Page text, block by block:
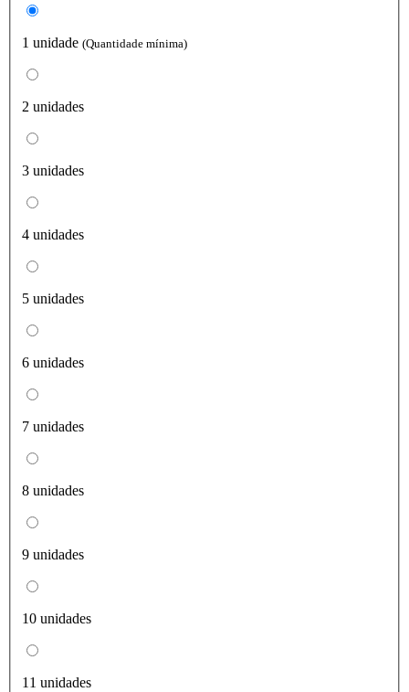
1 unidade (Quantidade mínima)
2 unidades
3 unidades
4 unidades
5 unidades
6 unidades
7 unidades
8 unidades
9 unidades
10 unidades
11 unidades